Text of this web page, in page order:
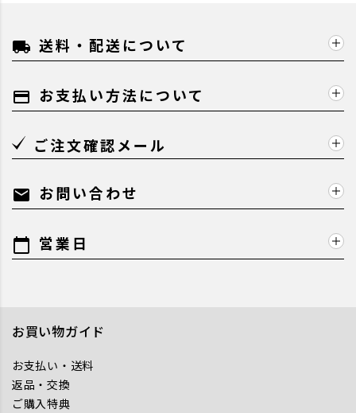
local_shipping 送料・配送について
payment お支払い方法について
ご注文確認メール
mail お問い合わせ
calendar_today 営業日
お買い物ガイド
お支払い・送料
返品・交換
ご購入特典